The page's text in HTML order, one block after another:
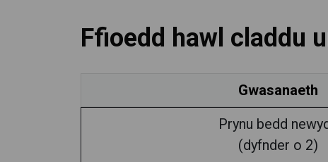
Ffioedd hawl claddu
Gwasanaeth
Prynu bedd
(dyfnder o 2)